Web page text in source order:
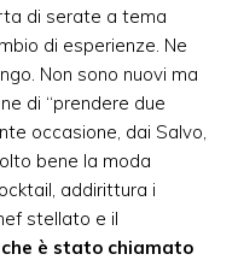
di serate a tema
di esperienze. Ne
Non sono nuovi ma
di “prendere due
occasione, dai Salvo,
bene la moda
addirittura i
stellato e il
che è stato chiamato